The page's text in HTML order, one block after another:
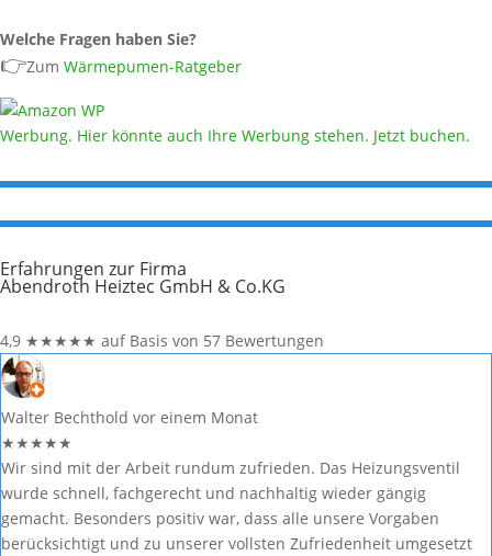
Welche Fragen haben Sie?
👉Zum Wärmepumen-Ratgeber
Werbung. Hier könnte auch Ihre Werbung stehen. Jetzt buchen.
Erfahrungen zur Firma
Abendroth Heiztec GmbH & Co.KG
4,9 ★★★★★ auf Basis von 57 Bewertungen
Walter Bechthold vor einem Monat
★★★★★
Wir sind mit der Arbeit rundum zufrieden. Das Heizungsventil
wurde schnell, fachgerecht und nachhaltig wieder gängig
gemacht. Besonders positiv war, dass alle unsere Vorgaben
berücksichtigt und zu unserer vollsten Zufriedenheit umgesetzt